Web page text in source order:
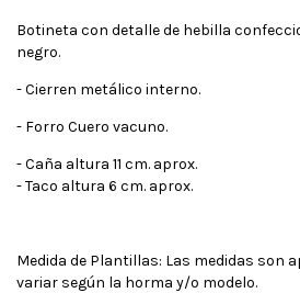
Botineta con detalle de hebilla
negro.
- Cierren metálico interno.
- Forro Cuero vacuno.
- Caña altura 11 cm. aprox.
- Taco altura 6 cm. aprox.
Medida de Plantillas: Las medidas son
variar según la horma y/o modelo.